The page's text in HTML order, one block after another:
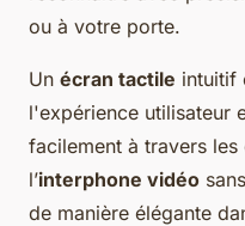
ou à votre porte.
Un écran tactile intuitif
l'expérience utilisateur
facilement à travers
l’interphone vidéo
de manière élégante